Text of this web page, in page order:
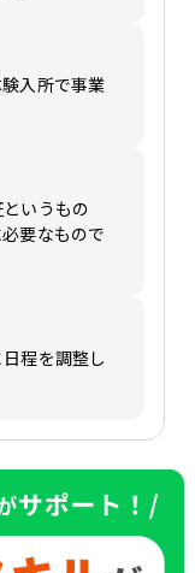
入所で事業
いうもの
要なもので
程を調整し